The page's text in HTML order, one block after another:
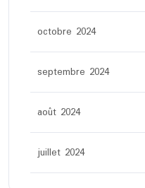
octobre 2024
septembre 2024
août 2024
juillet 2024